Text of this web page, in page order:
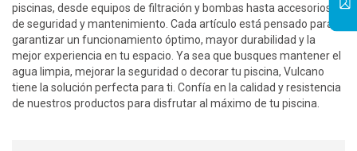
piscinas, desde equipos de filtración y bombas hasta accesorios
de seguridad y mantenimiento. Cada artículo está pensado para
garantizar un funcionamiento óptimo, mayor durabilidad y la
mejor experiencia en tu espacio. Ya sea que busques mantener el
agua limpia, mejorar la seguridad o decorar tu piscina, Vulcano
tiene la solución perfecta para ti. Confía en la calidad y resistencia
de nuestros productos para disfrutar al máximo de tu piscina.